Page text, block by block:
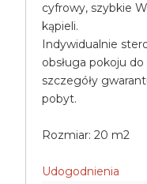
cyfrowy, szybkie
kąpieli.
Indywidualnie
obsługa pokoju
szczegóły
pobyt.
Rozmiar: 20 m2
Udogodnienia